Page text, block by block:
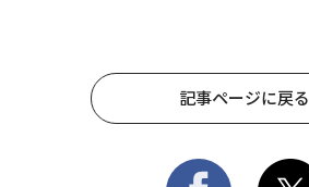
記事ページに戻る